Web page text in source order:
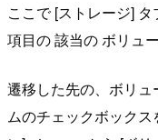
ここで [ストレージ]
項目の 該当の ボリュ
遷移した先の、ボリ
ムのチェックボック